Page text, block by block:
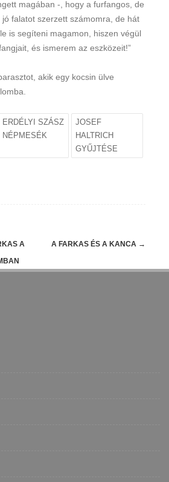
magában -, hogy a furfangos, de
falatot szerzett számomra, de hát
is segíteni magamon, hiszen végül
és ismerem az eszközeit!”
akik egy kocsin ülve
ERDÉLYI SZÁSZ
NÉPMESÉK
JOSEF
HALTRICH
GYŰJTÉSE
A
A FARKAS ÉS A KANCA →